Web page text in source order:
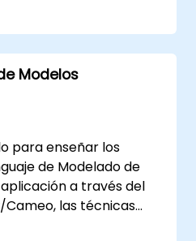
(MBSE) y
Esta capacitación
para proporcionar a
teórica detrás de
la simulación de
para
Modelos
para enseñar los
de Modelado de
aplicación a través del
las técnicas